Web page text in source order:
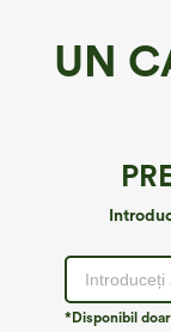
UN
*Disponibil
Top
decolteu în V,
€17,95 EUR